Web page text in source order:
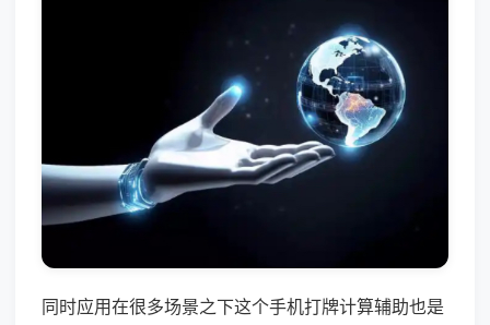
同时应用在很多场景之下这个手机打牌计算辅助也是